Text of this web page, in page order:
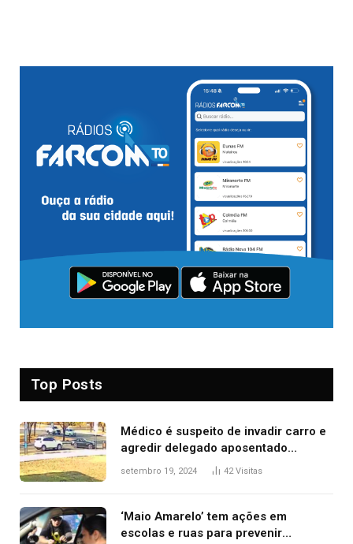
Top Posts
Médico é suspeito de invadir carro e
agredir delegado aposentado
durante confusão no trânsito
setembro 19, 2024 42Visitas
‘Maio Amarelo’ tem ações em
escolas e ruas para prevenir